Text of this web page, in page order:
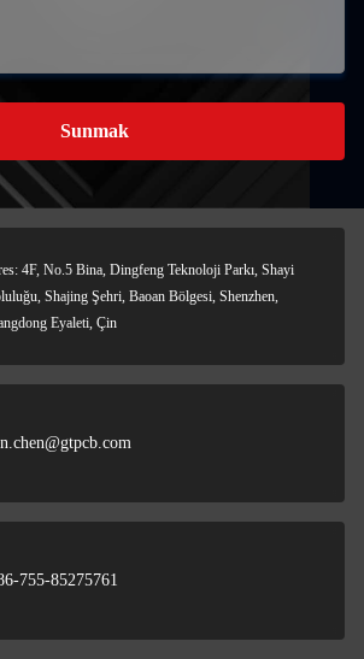
Sunmak
4F, No.5 Bina, Dingfeng Teknoloji Parkı, Shayi
Shajing Şehri, Baoan Bölgesi, Shenzhen,
Eyaleti, Çin
755-85275761